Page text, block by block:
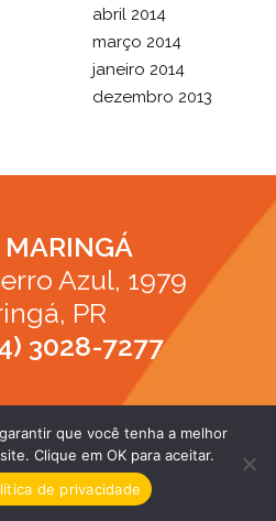
abril 2014
março 2014
janeiro 2014
dezembro 2013
MARINGÁ
Azul, 1979
PR
3028-7277
Young Studio
que você tenha a melhor
Clique em OK para aceitar.
de privacidade